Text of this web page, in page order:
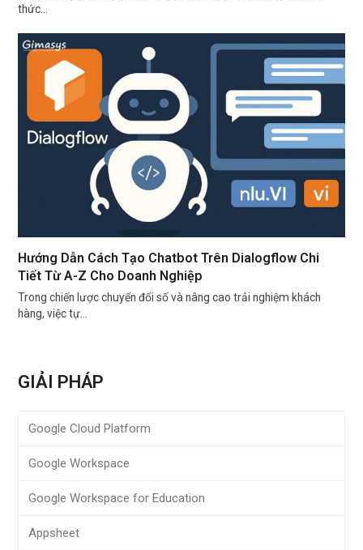
thức…
Hướng Dẫn Cách Tạo Chatbot Trên Dialogflow Chi
Tiết Từ A-Z Cho Doanh Nghiệp
Trong chiến lược chuyển đổi số và nâng cao trải nghiệm khách
hàng, việc tự…
GIẢI PHÁP
Google Cloud Platform
Google Workspace
Google Workspace for Education
Appsheet